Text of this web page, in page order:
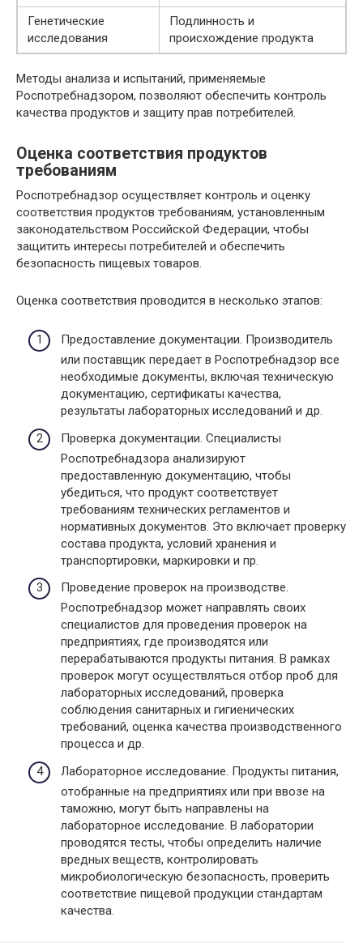
Генетические
исследования
Подлинность и
происхождение продукта
Методы анализа и испытаний, применяемые
Роспотребнадзором, позволяют обеспечить контроль
качества продуктов и защиту прав потребителей.
Оценка соответствия продуктов
требованиям
Роспотребнадзор осуществляет контроль и оценку
соответствия продуктов требованиям, установленным
законодательством Российской Федерации, чтобы
защитить интересы потребителей и обеспечить
безопасность пищевых товаров.
Оценка соответствия проводится в несколько этапов:
Предоставление документации. Производитель
или поставщик передает в Роспотребнадзор все
необходимые документы, включая техническую
документацию, сертификаты качества,
результаты лабораторных исследований и др.
Проверка документации. Специалисты
Роспотребнадзора анализируют
предоставленную документацию, чтобы
убедиться, что продукт соответствует
требованиям технических регламентов и
нормативных документов. Это включает проверку
состава продукта, условий хранения и
транспортировки, маркировки и пр.
Проведение проверок на производстве.
Роспотребнадзор может направлять своих
специалистов для проведения проверок на
предприятиях, где производятся или
перерабатываются продукты питания. В рамках
проверок могут осуществляться отбор проб для
лабораторных исследований, проверка
соблюдения санитарных и гигиенических
требований, оценка качества производственного
процесса и др.
Лабораторное исследование. Продукты питания,
отобранные на предприятиях или при ввозе на
таможню, могут быть направлены на
лабораторное исследование. В лаборатории
проводятся тесты, чтобы определить наличие
вредных веществ, контролировать
микробиологическую безопасность, проверить
соответствие пищевой продукции стандартам
качества.